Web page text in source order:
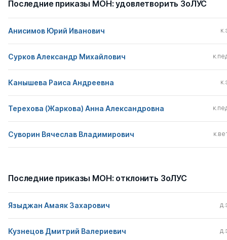
Последние приказы МОН: удовлетворить ЗоЛУС
Анисимов Юрий Иванович
Сурков Александр Михайлович
Канышева Раиса Андреевна
Терехова (Жаркова) Анна Александровна
Суворин Вячеслав Владимирович
Последние приказы МОН: отклонить ЗоЛУС
Языджан Амаяк Захарович
Кузнецов Дмитрий Валериевич